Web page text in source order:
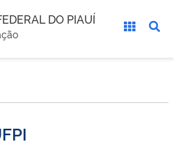
DO PIAUÍ